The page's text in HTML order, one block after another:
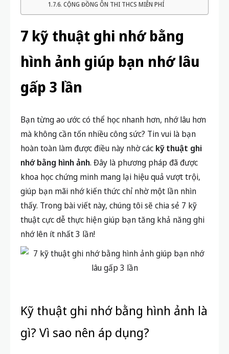
CỘNG ĐỒNG ÔN THI THCS MIỄN PHÍ
7 kỹ thuật ghi nhớ bằng
hình ảnh giúp bạn nhớ lâu
gấp 3 lần
Bạn từng ao ước có thể học nhanh hơn, nhớ lâu hơn
mà không cần tốn nhiều công sức? Tin vui là bạn
hoàn toàn làm được điều này nhờ các kỹ thuật ghi
nhớ bằng hình ảnh. Đây là phương pháp đã được
khoa học chứng minh mang lại hiệu quả vượt trội,
giúp bạn mãi nhớ kiến thức chỉ nhờ một lần nhìn
thấy. Trong bài viết này, chúng tôi sẽ chia sẻ 7 kỹ
thuật cực dễ thực hiện giúp bạn tăng khả năng ghi
nhớ lên ít nhất 3 lần!
Kỹ thuật ghi nhớ bằng hình ảnh là
gì? Vì sao nên áp dụng?